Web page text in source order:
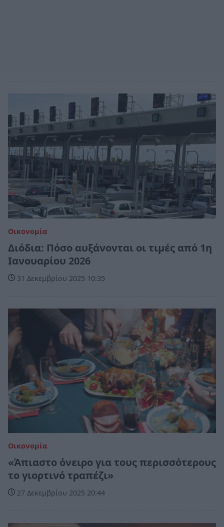
Οικονομία
Διόδια: Πόσο αυξάνονται οι τιμές από 1η
Ιανουαρίου 2026
31 Δεκεμβρίου 2025 10:35
Οικονομία
«Άπιαστο όνειρο για τους περισσότερους
το γιορτινό τραπέζι»
27 Δεκεμβρίου 2025 20:44